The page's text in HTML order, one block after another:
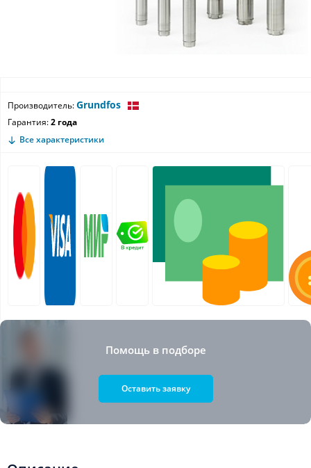
Производитель:Grundfos
Гарантия:2 года
Все характеристики
Помощь в подборе
Оставить заявку